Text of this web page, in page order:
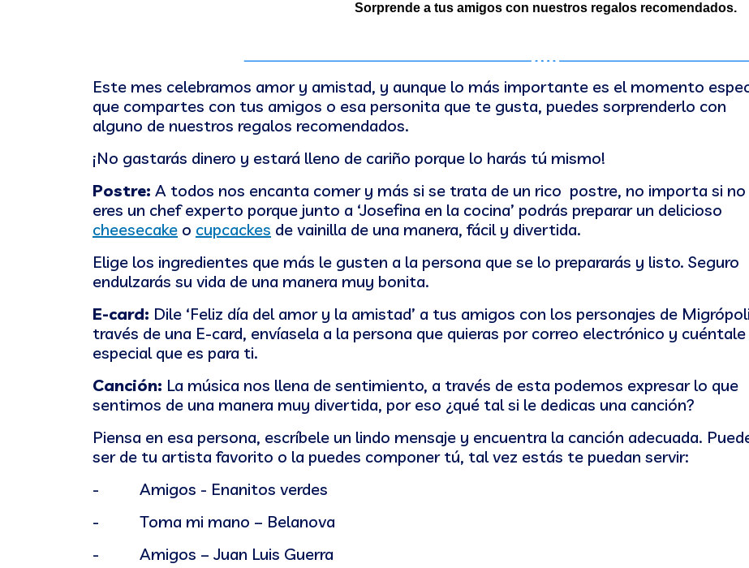
Sorprende a tus amigos con nuestros regalos recomendados.
Este mes celebramos amor y amistad, y aunque lo más importante es el momento
que compartes con tus amigos o esa personita que te gusta, puedes sorprenderlo con
alguno de nuestros regalos recomendados.
¡No gastarás dinero y estará lleno de cariño porque lo harás tú mismo!
Postre: A todos nos encanta comer y más si se trata de un rico postre, no importa si no
eres un chef experto porque junto a ‘Josefina en la cocina’ podrás preparar un delicioso
cheesecake o cupcackes de vainilla de una manera, fácil y divertida.
Elige los ingredientes que más le gusten a la persona que se lo prepararás y listo. Seguro
endulzarás su vida de una manera muy bonita.
E-card: Dile ‘Feliz día del amor y la amistad’ a tus amigos con los personajes de
través de una E-card, envíasela a la persona que quieras por correo electrónico y
especial que es para ti.
Canción: La música nos llena de sentimiento, a través de esta podemos expresar lo que
sentimos de una manera muy divertida, por eso ¿qué tal si le dedicas una canción?
Piensa en esa persona, escríbele un lindo mensaje y encuentra la canción adecuada.
ser de tu artista favorito o la puedes componer tú, tal vez estás te puedan servir:
- Amigos - Enanitos verdes
- Toma mi mano – Belanova
- Amigos – Juan Luis Guerra